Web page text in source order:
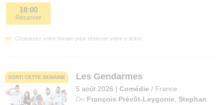
18:00
Réserver
Choisissez votre horaire pour réserver votre e-ticket.
SORTI CETTE SEMAINE Les Gendarmes
5 août 2026 | Comédie / France
De François Prévôt-Leygonie ,Stephan